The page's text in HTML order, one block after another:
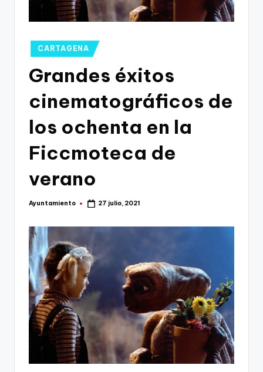
Publicado
en
CARTAGENA
Grandes éxitos
cinematográficos de
los ochenta en la
Ficcmoteca de
verano
Publicado
Ayuntamiento 27 julio, 2021